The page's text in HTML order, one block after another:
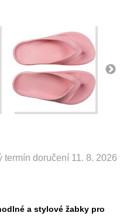
termín doručení 11. 8. 2026
a stylové žabky pro